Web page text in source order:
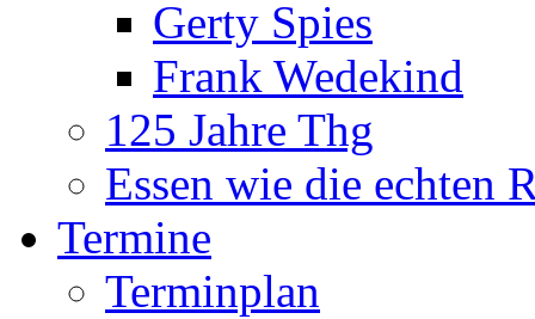
Gerty Spies
Frank Wedekind
125 Jahre Thg
Essen wie die echten
Termine
Terminplan